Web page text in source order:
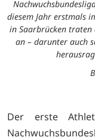
diesem Jahr erstmals
in Saarbrücken traten
an – darunter auch
Der erste